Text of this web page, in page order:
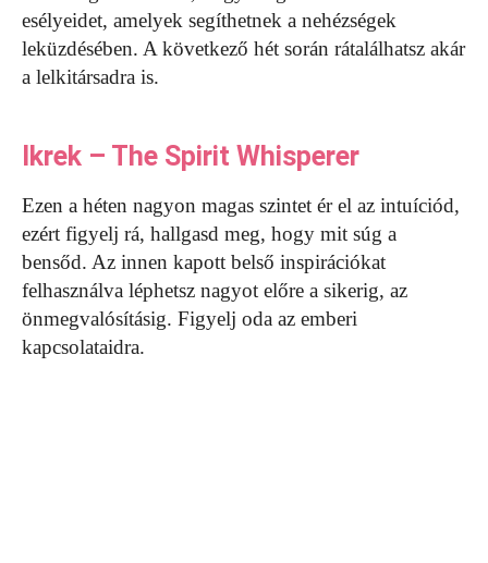
esélyeidet, amelyek segíthetnek a nehézségek
leküzdésében. A következő hét során rátalálhatsz akár
a lelkitársadra is.
Ikrek – The Spirit Whisperer
Ezen a héten nagyon magas szintet ér el az intuíciód,
ezért figyelj rá, hallgasd meg, hogy mit súg a
bensőd. Az innen kapott belső inspirációkat
felhasználva léphetsz nagyot előre a sikerig, az
önmegvalósításig. Figyelj oda az emberi
kapcsolataidra.